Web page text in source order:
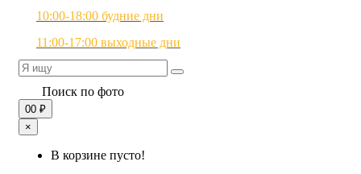
10:00-18:00 будние дни
11:00-17:00 выходные дни
Поиск по фото
00 ₽
×
В корзине пусто!